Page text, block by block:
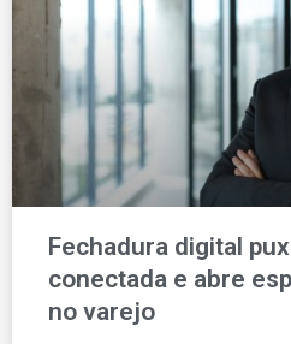
Fechadura digital
conectada e abre
no varejo